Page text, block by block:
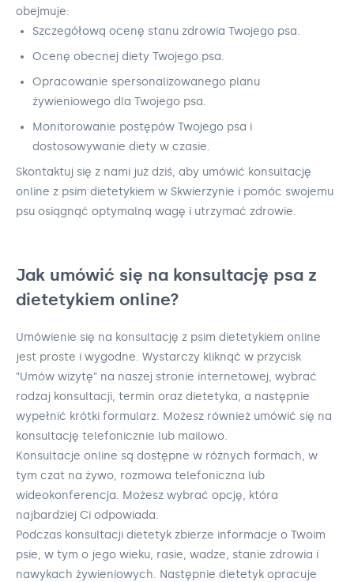
obejmuje:
Szczegółową ocenę stanu zdrowia Twojego psa.
Ocenę obecnej diety Twojego psa.
Opracowanie spersonalizowanego planu
żywieniowego dla Twojego psa.
Monitorowanie postępów Twojego psa i
dostosowywanie diety w czasie.
Skontaktuj się z nami już dziś, aby umówić konsultację
online z psim dietetykiem w Skwierzynie i pomóc swojemu
psu osiągnąć optymalną wagę i utrzymać zdrowie.
Jak umówić się na konsultację psa z
dietetykiem online?
Umówienie się na konsultację z psim dietetykiem online
jest proste i wygodne. Wystarczy kliknąć w przycisk
"Umów wizytę" na naszej stronie internetowej, wybrać
rodzaj konsultacji, termin oraz dietetyka, a następnie
wypełnić krótki formularz. Możesz również umówić się na
konsultację telefonicznie lub mailowo.
Konsultacje online są dostępne w różnych formach, w
tym czat na żywo, rozmowa telefoniczna lub
wideokonferencja. Możesz wybrać opcję, która
najbardziej Ci odpowiada.
Podczas konsultacji dietetyk zbierze informacje o Twoim
psie, w tym o jego wieku, rasie, wadze, stanie zdrowia i
nawykach żywieniowych. Następnie dietetyk opracuje